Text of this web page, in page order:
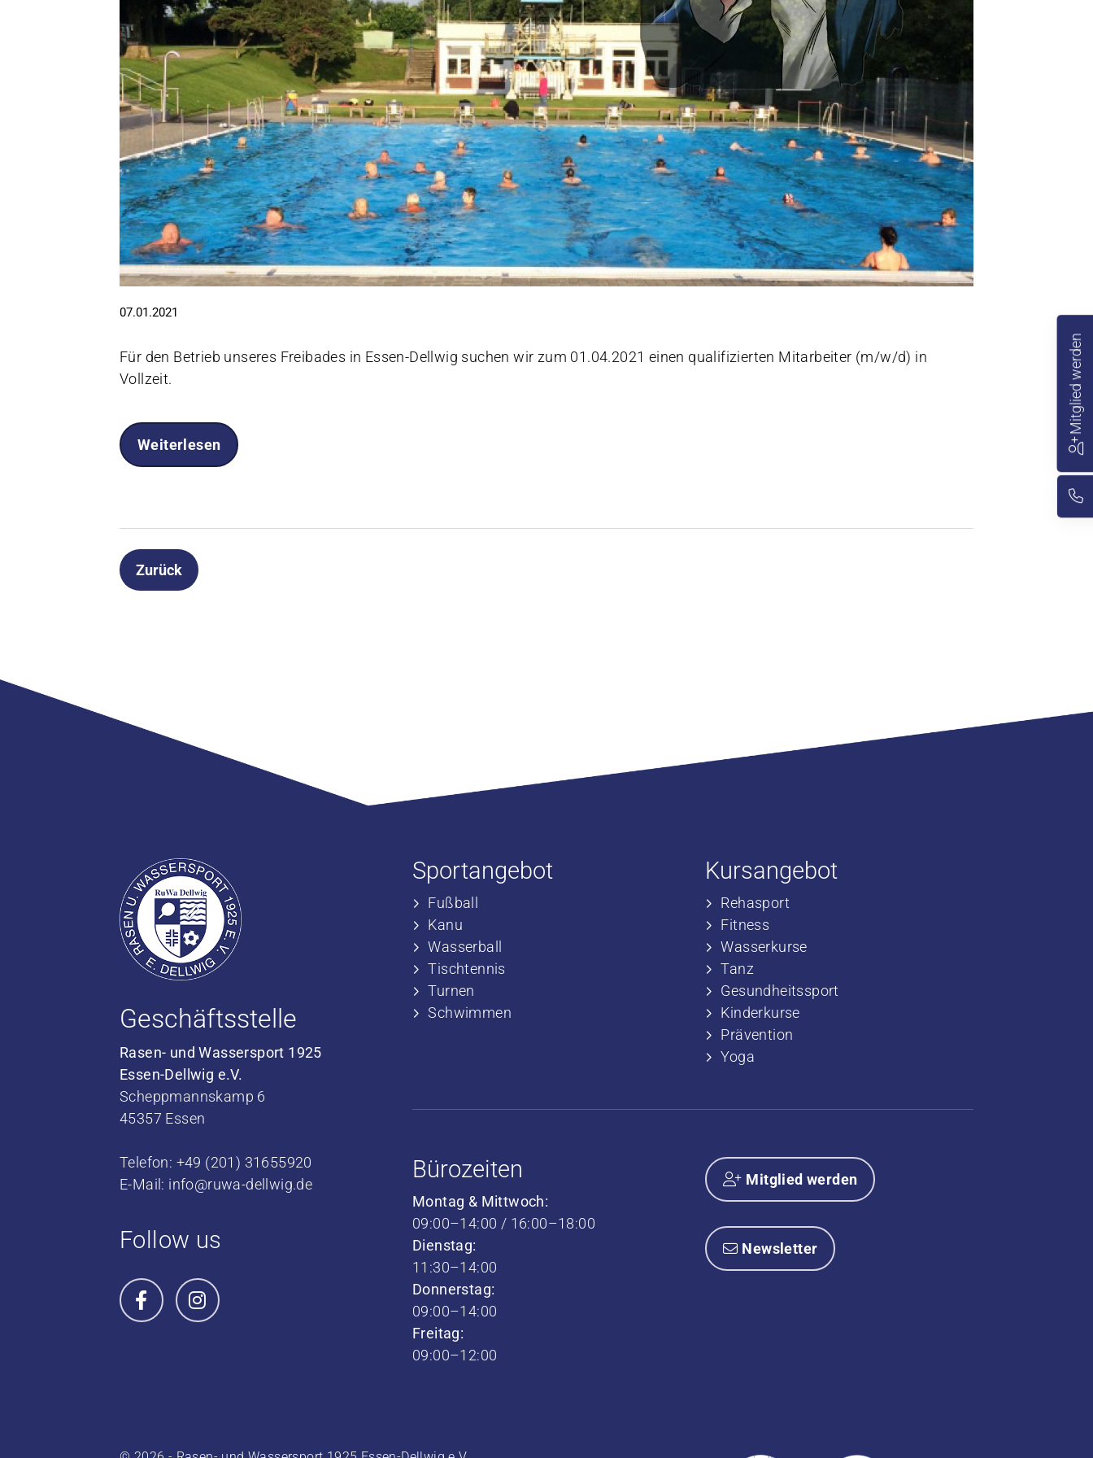
07.01.2021
Für den Betrieb unseres Freibades in Essen-Dellwig suchen wir zum 01.04.2021 einen qualifizierten Mitarbeiter (m/w/d) in
Vollzeit.
Weiterlesen
Zurück
Geschäftsstelle
Rasen- und Wassersport 1925
Essen-Dellwig e.V.
Scheppmannskamp 6
45357 Essen
Telefon: +49 (201) 31655920
E-Mail: info@ruwa-dellwig.de
Follow us
Sportangebot
Fußball
​Kanu
​Wasserball
​Tischtennis
​​Turnen
​​Schwimmen
Kursangebot
​Rehasport
​​Fitness
​​Wasserkurse
​​Tanz
​Gesundheitssport
​Kinderkurse
Prävention
Yoga
Bürozeiten
Montag & Mittwoch:
09:00–14:00 / 16:00–18:00
Dienstag:
11:30–14:00
Donnerstag:
09:00–14:00
Freitag:
09:00–12:00
Mitglied werden
Newsletter
Mitglied werden